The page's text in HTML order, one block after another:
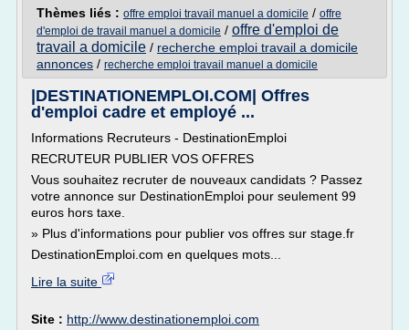
Thèmes liés : offre emploi travail manuel a domicile / offre
d'emploi de travail manuel a domicile / offre d'emploi de
travail a domicile / recherche emploi travail a domicile
annonces / recherche emploi travail manuel a domicile
|DESTINATIONEMPLOI.COM| Offres
d'emploi cadre et employé ...
Informations Recruteurs - DestinationEmploi
RECRUTEUR PUBLIER VOS OFFRES
Vous souhaitez recruter de nouveaux candidats ? Passez
votre annonce sur DestinationEmploi pour seulement 99
euros hors taxe.
» Plus d'informations pour publier vos offres sur stage.fr
DestinationEmploi.com en quelques mots...
Lire la suite
Site : http://www.destinationemploi.com